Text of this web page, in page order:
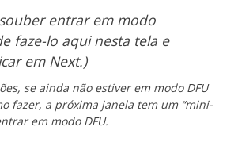
entrar em modo
faze-lo aqui nesta tela e
em Next.)
se ainda não estiver em modo DFU
fazer, a próxima janela tem um “mini-
em modo DFU.